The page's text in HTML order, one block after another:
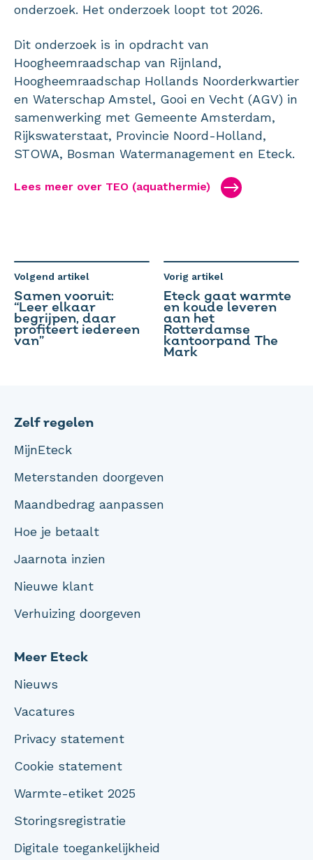
onderzoek. Het onderzoek loopt tot 2026.
Dit onderzoek is in opdracht van
Hoogheemraadschap van Rijnland,
Hoogheemraadschap Hollands Noorderkwartier
en Waterschap Amstel, Gooi en Vecht (AGV) in
samenwerking met Gemeente Amsterdam,
Rijkswaterstaat, Provincie Noord-Holland,
STOWA, Bosman Watermanagement en Eteck.
Lees meer over TEO (aquathermie)
Volgend artikel
Samen vooruit:
“Leer elkaar
begrijpen, daar
profiteert iedereen
van”
Vorig artikel
Eteck gaat warmte
en koude leveren
aan het
Rotterdamse
kantoorpand The
Mark
Zelf regelen
MijnEteck
Meterstanden doorgeven
Maandbedrag aanpassen
Hoe je betaalt
Jaarnota inzien
Nieuwe klant
Verhuizing doorgeven
Meer Eteck
Nieuws
Vacatures
Privacy statement
Cookie statement
Warmte-etiket 2025
Storingsregistratie
Digitale toegankelijkheid